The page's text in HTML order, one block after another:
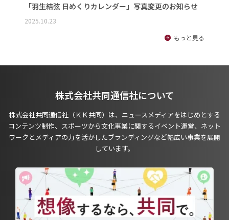
「羽生結弦 日めくりカレンダー」写真変更のお知らせ
2025.10.23
もっと見る
株式会社共同通信社について
株式会社共同通信社（ＫＫ共同）は、ニュースメディアをはじめとする
コンテンツ制作、スポーツから文化事業に関するイベント運営、ネット
ワークとメディアの力を活かしたブランディングなど幅広い事業を展開
しています。